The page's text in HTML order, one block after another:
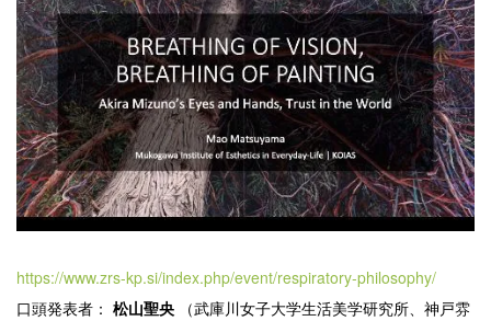
https://www.zrs-kp.si/index.php/event/respiratory-philosophy/
口頭発表者： 松山聖央
（武庫川女子大学生活美学研究所、神戸雰